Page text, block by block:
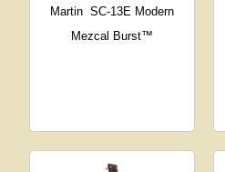
Martin SC-13E Modern
Mezcal Burst™